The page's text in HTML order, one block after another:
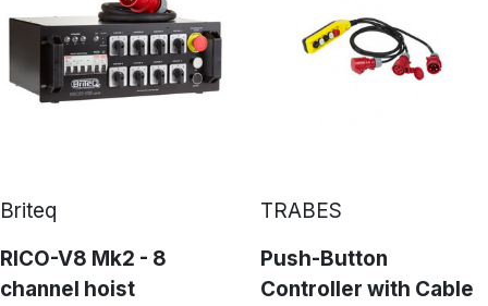
Briteq
RICO-V8 Mk2 - 8
channel hoist
TRABES
Push-Button
Controller with Cable